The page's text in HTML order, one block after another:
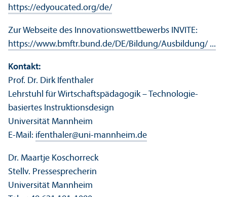
https://edyoucated.org/de/
Zur Webseite des Innovations­wettbewerbs INVITE:
https://www.bmftr.bund.de/DE/Bildung/Ausbildung/ ...
Kontakt:
Prof. Dr. Dirk Ifenthaler
Lehr­stuhl für Wirtschafts­pädagogik – Technologie­
basiertes Instruktions­design
Universität Mannheim
E-Mail: ifenthaler@uni-mannheim.de
Dr. Maartje Koschorreck
Stellv. Pressesprecherin
Universität Mannheim